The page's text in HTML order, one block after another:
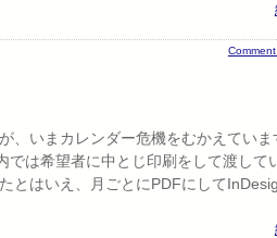
Comment
、いまカレンダー危機をむかえていま
は希望者に中とじ印刷をして渡して
とはいえ、月ごとにPDFにして